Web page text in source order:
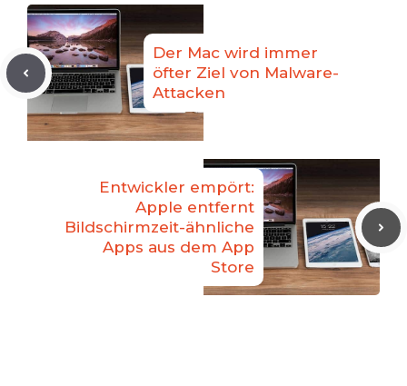
Der Mac wird immer
öfter Ziel von Malware-
Attacken
Entwickler empört:
Apple entfernt
Bildschirmzeit-ähnliche
Apps aus dem App
Store